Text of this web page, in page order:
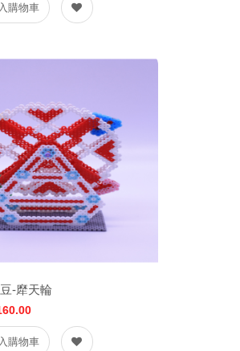
購物車
-犘天輪
購物車